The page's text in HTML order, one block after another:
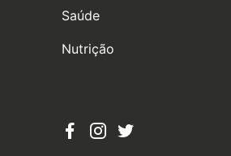
Saúde
Nutrição